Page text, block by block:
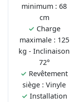
minimum : 68
cm
✓ Charge
maximale : 125
kg - Inclinaison
72°
✓ Revêtement
siège : Vinyle
✓ Installation